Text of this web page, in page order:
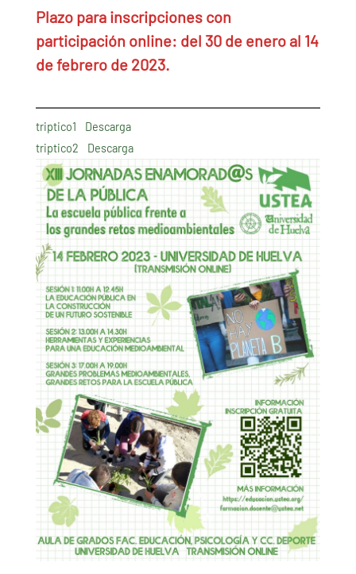
Plazo para inscripciones con
participación online: del 30 de enero al 14
de febrero de 2023.
triptico1
Descarga
triptico2
Descarga